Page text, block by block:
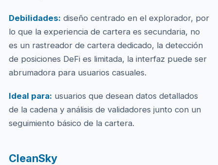
Debilidades: diseño centrado en el explorador, por
lo que la experiencia de cartera es secundaria, no
es un rastreador de cartera dedicado, la detección
de posiciones DeFi es limitada, la interfaz puede ser
abrumadora para usuarios casuales.
Ideal para: usuarios que desean datos detallados
de la cadena y análisis de validadores junto con un
seguimiento básico de la cartera.
CleanSky